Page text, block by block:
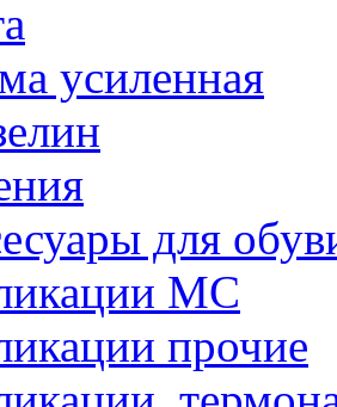
усиленная
для
МС
прочие